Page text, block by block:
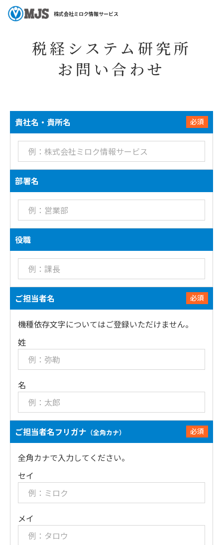
株式会社ミロク情報サービス
ホーム 会社案内
税経システム研究所
お問い合わせ
必須
貴社名・貴所名
部署名
役職
必須
ご担当者名
機種依存文字についてはご登録いただけません。
姓
名
必須
ご担当者名フリガナ （全角カナ）
全角カナで入力してください。
セイ
メイ